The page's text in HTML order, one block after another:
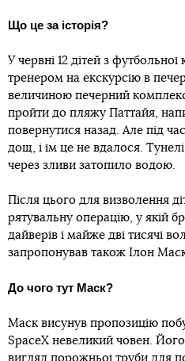
Що це за історія?
У червні 12 дітей з
тренером на екскурсію в
величиною печерний
пройти до пляжу Паттайя,
повернутися назад. Але під
дощ, і їм це не вдалося.
через зливи затопило водою.
Після цього для визволення
рятувальну операцію, у якій
дайверів і майже дві тисячі
запропонував також Ілон
До чого тут Маск?
Маск висунув пропозицію
SpaceX невеликий човен.
вигляд порожньої труби для